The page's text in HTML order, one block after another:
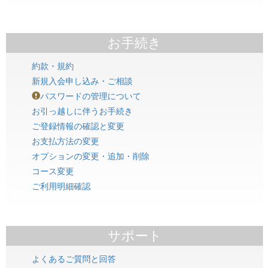
お手続き
約款・規約
新規入会申し込み・ご相談
パスワードの管理について
お引っ越しに伴うお手続き
ご登録情報の確認と変更
お支払方法の変更
オプションの変更・追加・削除
コース変更
ご利用明細確認
サポート
よくあるご質問と回答